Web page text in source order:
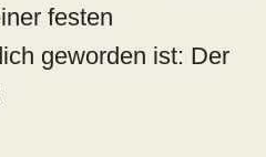
festen
geworden ist: Der